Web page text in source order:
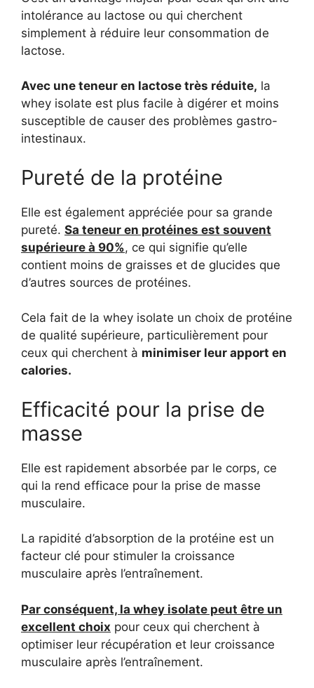
intolérance au lactose ou qui cherchent
simplement à réduire leur consommation de
lactose.
Avec une teneur en lactose très réduite, la
whey isolate est plus facile à digérer et moins
susceptible de causer des problèmes gastro-
intestinaux.
Pureté de la protéine
Elle est également appréciée pour sa grande
pureté. Sa teneur en protéines est souvent
supérieure à 90%, ce qui signifie qu’elle
contient moins de graisses et de glucides que
d’autres sources de protéines.
Cela fait de la whey isolate un choix de protéine
de qualité supérieure, particulièrement pour
ceux qui cherchent à minimiser leur apport en
calories.
Efficacité pour la prise de
masse
Elle est rapidement absorbée par le corps, ce
qui la rend efficace pour la prise de masse
musculaire.
La rapidité d’absorption de la protéine est un
facteur clé pour stimuler la croissance
musculaire après l’entraînement.
Par conséquent, la whey isolate peut être un
excellent choix pour ceux qui cherchent à
optimiser leur récupération et leur croissance
musculaire après l’entraînement.